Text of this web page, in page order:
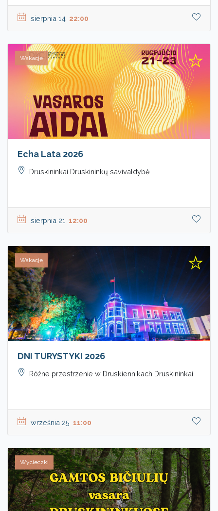
sierpnia 14 22:00
Wakacje
Echa Lata 2026
Druskininkai Druskininkų savivaldybė
sierpnia 21 12:00
Wakacje
DNI TURYSTYKI 2026
Różne przestrzenie w Druskiennikach Druskininkai
września 25 11:00
Wycieczki